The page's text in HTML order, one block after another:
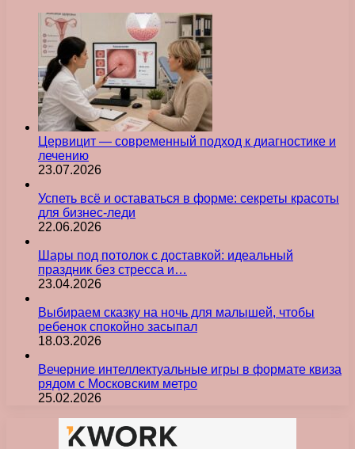
Цервицит — современный подход к диагностике и
лечению
23.07.2026
Успеть всё и оставаться в форме: секреты красоты
для бизнес-леди
22.06.2026
Шары под потолок с доставкой: идеальный
праздник без стресса и…
23.04.2026
Выбираем сказку на ночь для малышей, чтобы
ребенок спокойно засыпал
18.03.2026
Вечерние интеллектуальные игры в формате квиза
рядом с Московским метро
25.02.2026